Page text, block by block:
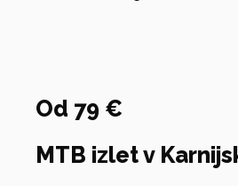
Od 79 €
MTB izlet v